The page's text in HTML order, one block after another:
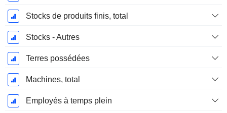
Stocks de produits finis, total
Stocks - Autres
Terres possédées
Machines, total
Employés à temps plein